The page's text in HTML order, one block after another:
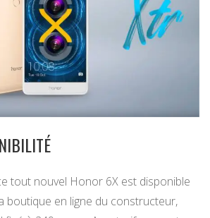
tout nouvel Honor 6X est disponible
boutique en ligne du constructeur,